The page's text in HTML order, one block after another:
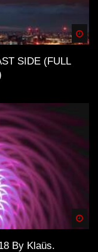
SIDE (FULL
By Klaüs.